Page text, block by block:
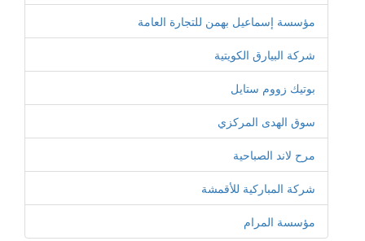
مؤسسة إسماعيل بهمن للتجارة العامة
شركة البيارق الكويتية
بوتيك زووم ستايل
سوق الهدى المركزي
مرح لاند الصباحية
شركة المباركية للأقمشة
مؤسسة المرام